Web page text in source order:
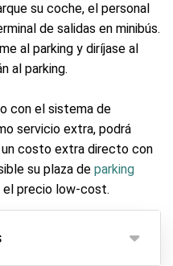
su coche, el personal
de salidas en minibús.
al parking y diríjase al
al parking.
con el sistema de
servicio extra, podrá
costo extra directo con
su plaza de parking
el precio low-cost.